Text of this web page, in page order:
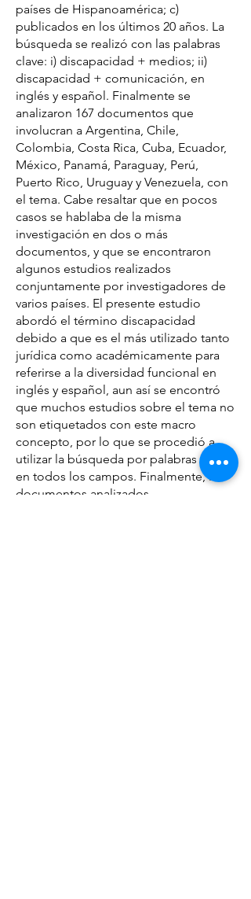
países de Hispanoamérica; c)
publicados en los últimos 20 años. La
búsqueda se realizó con las palabras
clave: i) discapacidad + medios; ii)
discapacidad + comunicación, en
inglés y español. Finalmente se
analizaron 167 documentos que
involucran a Argentina, Chile,
Colombia, Costa Rica, Cuba, Ecuador,
México, Panamá, Paraguay, Perú,
Puerto Rico, Uruguay y Venezuela, con
el tema. Cabe resaltar que en pocos
casos se hablaba de la misma
investigación en dos o más
documentos, y que se encontraron
algunos estudios realizados
conjuntamente por investigadores de
varios países. El presente estudio
abordó el término discapacidad
debido a que es el más utilizado tanto
jurídica como académicamente para
referirse a la diversidad funcional en
inglés y español, aun así se encontró
que muchos estudios sobre el tema no
son etiquetados con este macro
concepto, por lo que se procedió a
utilizar la búsqueda por palabras clave
en todos los campos. Finalmente, los
documentos analizados